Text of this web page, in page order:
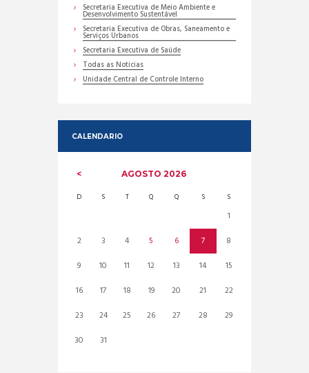
Secretaria Executiva de Meio Ambiente e
Desenvolvimento Sustentável
Secretaria Executiva de Obras, Saneamento e
Serviços Urbanos
Secretaria Executiva de Saúde
Todas as Noticias
Unidade Central de Controle Interno
CALENDARIO
AGOSTO2026
D S T Q Q S S
1
2
3 4 5 6 7
8
9
10 11 12 13 14
15
16
17 18 19 20 21
22
23
24 25 26 27 28
29
30
31